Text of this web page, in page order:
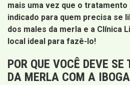
mais uma vez que o tratamento
indicado para quem precisa se
dos males da merla e a Clínica
local ideal para fazê-lo!
POR QUE VOCÊ DEVE
DA MERLA COM A